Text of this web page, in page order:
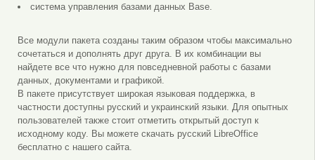
система управления базами данных Base.
Все модули пакета созданы таким образом чтобы максимально
сочетаться и дополнять друг друга. В их комбинации вы
найдете все что нужно для повседневной работы с базами
данных, документами и графикой.
В пакете присутствует широкая языковая поддержка, в
частности доступны русский и украинский языки. Для опытных
пользователей также стоит отметить открытый доступ к
исходному коду. Вы можете скачать русский LibreOffice
бесплатно с нашего сайта.